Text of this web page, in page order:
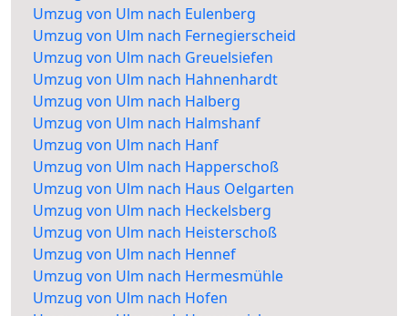
Umzug von Ulm nach Eulenberg
Umzug von Ulm nach Fernegierscheid
Umzug von Ulm nach Greuelsiefen
Umzug von Ulm nach Hahnenhardt
Umzug von Ulm nach Halberg
Umzug von Ulm nach Halmshanf
Umzug von Ulm nach Hanf
Umzug von Ulm nach Happerschoß
Umzug von Ulm nach Haus Oelgarten
Umzug von Ulm nach Heckelsberg
Umzug von Ulm nach Heisterschoß
Umzug von Ulm nach Hennef
Umzug von Ulm nach Hermesmühle
Umzug von Ulm nach Hofen